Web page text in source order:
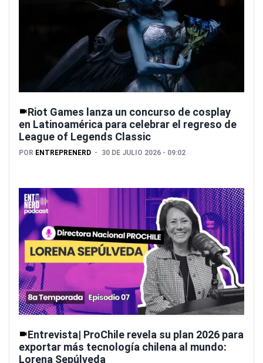
Riot Games lanza un concurso de cosplay
en Latinoamérica para celebrar el regreso de
League of Legends Classic
POR ENTREPRENERD 30 DE JULIO 2026 - 09:02
Entrevista| ProChile revela su plan 2026 para
exportar más tecnología chilena al mundo:
Lorena Sepúlveda